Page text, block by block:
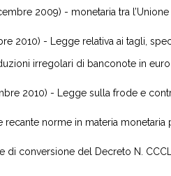
2009) - monetaria tra
2010) - Legge relativa ai tagli,
irregolari di banconote in
2010) - Legge sulla frode e
recante norme in materia monetaria
di conversione del Decreto N.